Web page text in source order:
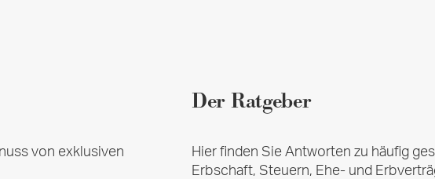
von exklusiven
Der Ratgeber
Hier finden Sie Antworten zu häufig
Erbschaft, Steuern, Ehe- und